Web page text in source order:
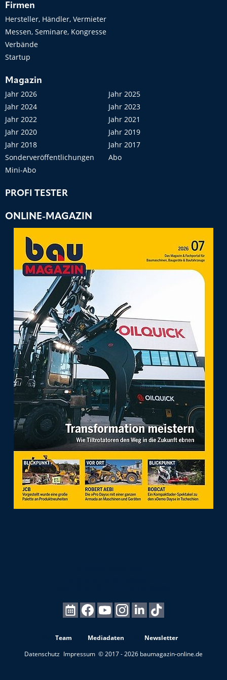
Firmen
Hersteller, Händler, Vermieter
Messen, Seminare, Kongresse
Verbände
Startup
Magazin
Jahr 2026
Jahr 2025
Jahr 2024
Jahr 2023
Jahr 2022
Jahr 2021
Jahr 2020
Jahr 2019
Jahr 2018
Jahr 2017
Sonderveröffentlichungen
Abo
Mini-Abo
PROFI TESTER
ONLINE-MAGAZIN
Team Mediadaten
Newsletter
Datenschutz Impressum © 2017 - 2026 baumagazin-online.de